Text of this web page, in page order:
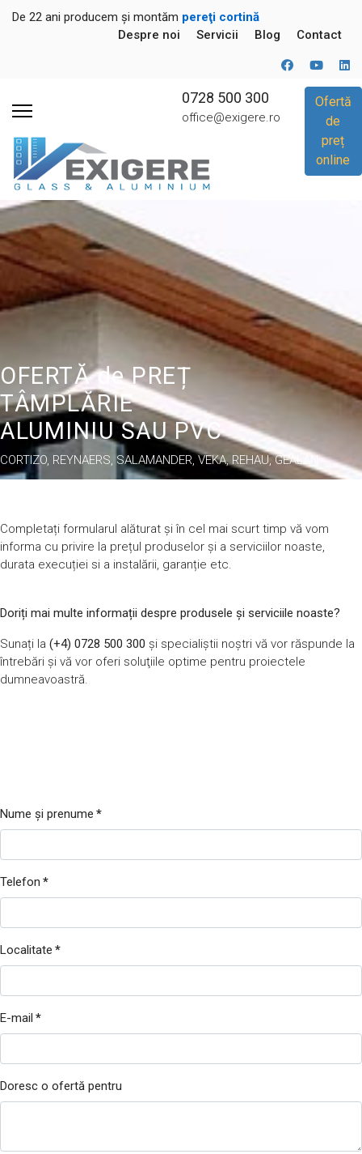
De 22 ani producem și montăm pereţi cortină
Despre noi
Servicii Blog Contact
0728 500 300
office@exigere.ro
Ofertă
de
preț
online
OFERTĂ de PREȚ
TÂMPLĂRIE
ALUMINIU SAU PVC
CORTIZO, REYNAERS, SALAMANDER, VEKA, REHAU, GEALAN
Completați formularul alăturat și în cel mai scurt timp vă vom
informa cu privire la prețul produselor și a serviciilor noaste,
durata execuției si a instalării, garanție etc.
Doriți mai multe informații despre produsele și serviciile noaste?
Sunați la (+4) 0728 500 300 și specialiștii noştri vă vor răspunde la
întrebări şi vă vor oferi soluţiile optime pentru proiectele
dumneavoastră.
Nume și prenume *
Telefon *
Localitate *
E-mail *
Doresc o ofertă pentru